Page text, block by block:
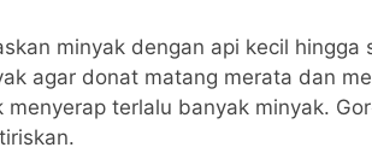
minyak dengan api kecil
agar donat matang merata dan
menyerap terlalu banyak minyak.